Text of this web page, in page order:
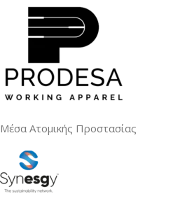
Μέσα Ατομικής Προστασίας